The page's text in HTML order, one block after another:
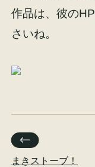
作品は、彼のHP
さいね。
まきストーブ！